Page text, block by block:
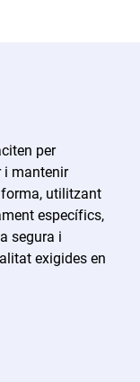
per
i mantenir
utilitzant
específics,
segura i
exigides en